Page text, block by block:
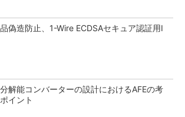
偽造防止、1-Wire ECDSAセキュア認証用I
解能コンバーターの設計におけるAFEの考
イント